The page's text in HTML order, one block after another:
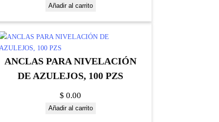
Añadir al carrito
ANCLAS PARA NIVELACIÓN
DE AZULEJOS, 100 PZS
$ 0.00
Añadir al carrito